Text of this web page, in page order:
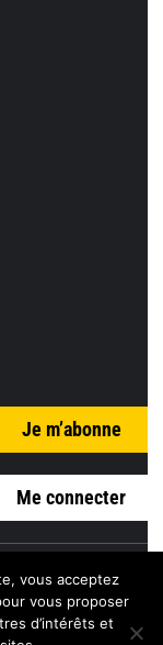
Je m’abonne
Me connecter
confidentialité | CGV
vous acceptez
vous proposer
d’intérêts et